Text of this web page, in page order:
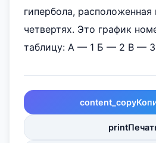
гипербола,
четвертях. Это график
таблицу: А — 1 Б — 2 В — 3
content_copy
print